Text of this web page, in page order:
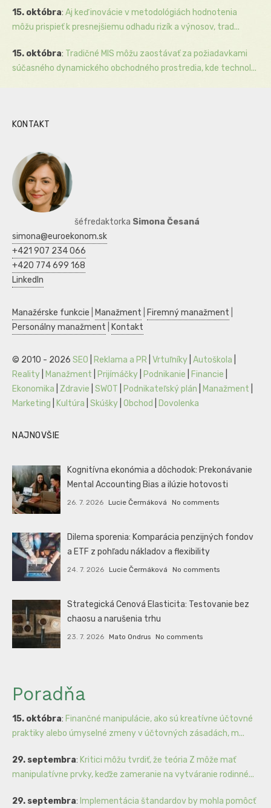
15. októbra: Aj keď inovácie v metodológiách hodnotenia
môžu prispieť k presnejšiemu odhadu rizík a výnosov, trad...
15. októbra: Tradičné MIS môžu zaostávať za požiadavkami
súčasného dynamického obchodného prostredia, kde technol...
KONTAKT
šéfredaktorka Simona Česaná
simona@euroekonom.sk
+421 907 234 066
+420 774 699 168
LinkedIn
Manažérske funkcie Manažment Firemný manažment
Personálny manažment
Kontakt
© 2010 - 2026 SEO Reklama a PR Vrtuľníky Autoškola
Reality
Manažment Prijímáčky Podnikanie Financie
Ekonomika
Zdravie SWOT Podnikateľský plán Manažment
Marketing
Kultúra Skúšky Obchod Dovolenka
NAJNOVŠIE
Kognitívna ekonómia a dôchodok: Prekonávanie
Mental Accounting Bias a ilúzie hotovosti
26. 7. 2026 Lucie Čermáková No comments
Dilema sporenia: Komparácia penzijných fondov
a ETF z pohľadu nákladov a flexibility
24. 7. 2026 Lucie Čermáková No comments
Strategická Cenová Elasticita: Testovanie bez
chaosu a narušenia trhu
23. 7. 2026 Mato Ondrus No comments
Poradňa
15. októbra: Finančné manipulácie, ako sú kreatívne účtovné
praktiky alebo úmyselné zmeny v účtovných zásadách, m...
29. septembra: Kritici môžu tvrdiť, že teória Z môže mať
manipulatívne prvky, keďže zameranie na vytváranie rodinné...
29. septembra: Implementácia štandardov by mohla pomôcť